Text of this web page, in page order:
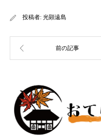
投稿者: 光顕遠島